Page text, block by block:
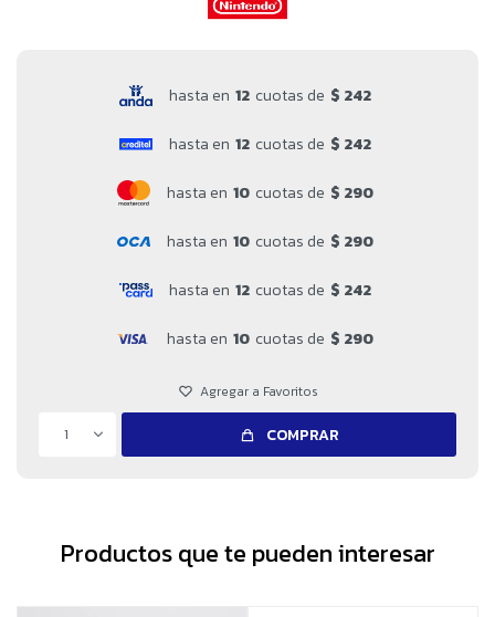
hasta en 12 cuotas de $ 242
hasta en 12 cuotas de $ 242
hasta en 10 cuotas de $ 290
hasta en 10 cuotas de $ 290
hasta en 12 cuotas de $ 242
hasta en 10 cuotas de $ 290
1 COMPRAR
Productos que te pueden interesar